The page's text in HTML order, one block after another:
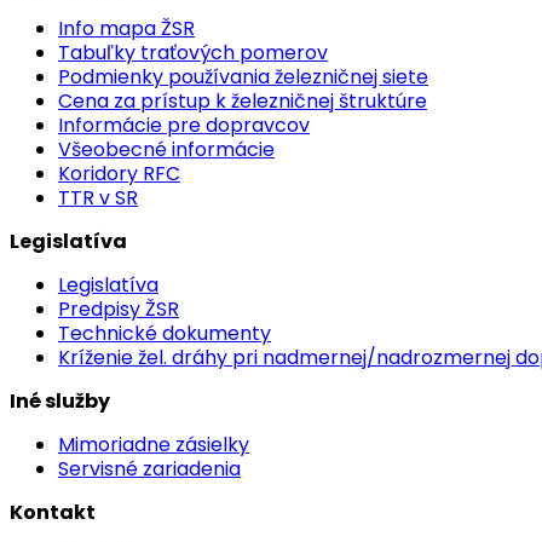
Info mapa ŽSR
Tabuľky traťových pomerov
Podmienky používania železničnej siete
Cena za prístup k železničnej štruktúre
Informácie pre dopravcov
Všeobecné informácie
Koridory RFC
TTR v SR
Legislatíva
Legislatíva
Predpisy ŽSR
Technické dokumenty
Kríženie žel. dráhy pri nadmernej/nadrozmernej
Iné služby
Mimoriadne zásielky
Servisné zariadenia
Kontakt